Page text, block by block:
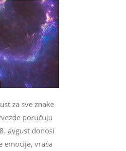
za sve znake
poručuju
avgust donosi
emocije, vraća